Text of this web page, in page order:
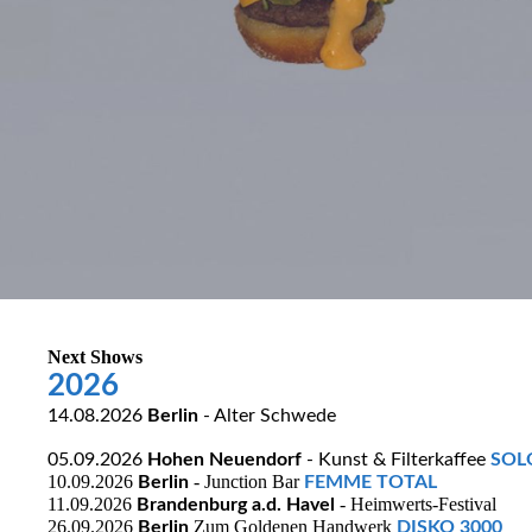
Next Shows
2026
14.08.2026 Berlin - Alter Schwede
05.09.2026 Hohen Neuendorf - Kunst & Filterkaffee
10.09.2026 Berlin - Junction Bar FEMME TOTAL
11.09.2026 Brandenburg a.d. Havel - Heimwerts-Festival
26.09.2026 Berlin Zum Goldenen Handwerk DISKO 3000